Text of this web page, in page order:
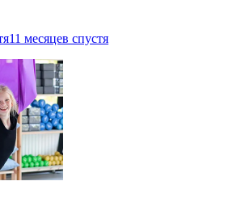
11 месяцев спустя